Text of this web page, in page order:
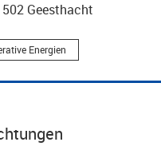
Geesthacht
Energien